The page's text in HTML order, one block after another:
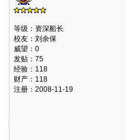
等级：资深船长
校友：刘余保
威望：0
发贴：75
经验：118
财产：118
注册：2008-11-19